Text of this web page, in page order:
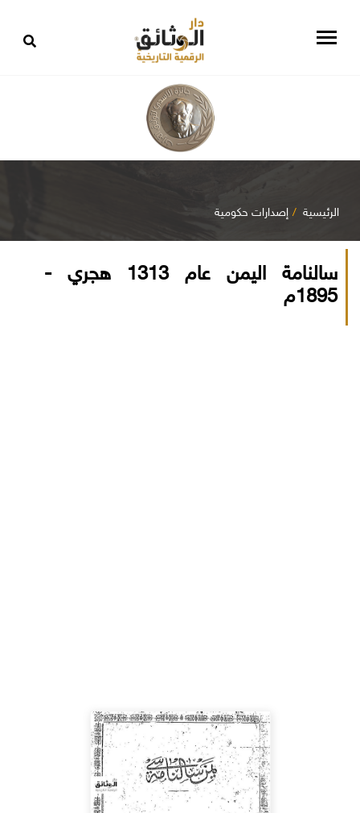
الرئيسية إصدارات حكومية
سالنامة اليمن عام 1313 هجري -
1895م